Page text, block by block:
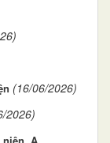
(16/06/2026)
2026)
niên A